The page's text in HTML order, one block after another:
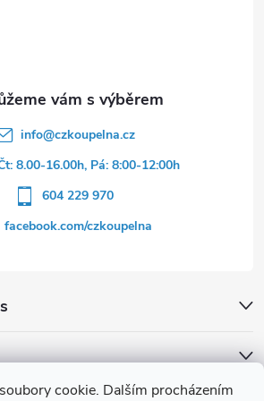
cookie. Dalším procházením
info@czkoupelna.cz
8.00-16.00h, Pá: 8:00-12:00h
604 229 970
facebook.com/czkoupelna